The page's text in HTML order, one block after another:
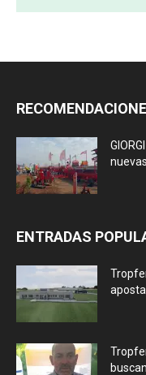
ENTRADAS